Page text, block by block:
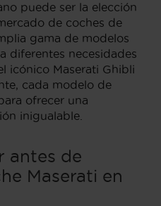
puede ser la elección
de coches de
gama de modelos
diferentes necesidades
icónico Maserati Ghibli
cada modelo de
ofrecer una
inigualable.
antes de
Maserati en